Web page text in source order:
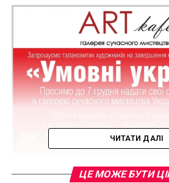
ЧИТАТИ ДАЛІ
ЦЕ МОЖЕ БУТИ